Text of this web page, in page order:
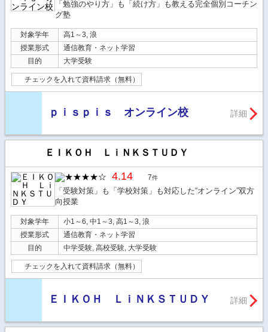
「勉強のやり方」も「続け方」も教える完全個別コーチン
グ塾
対象学年
高1～3, 浪
授業形式
通信教育・ネット学習
目的
大学受験
チェックを入れて資料請求（無料）
ｐｉｓｐｉｓ オンライン校 詳細
ＥＩＫＯＨ ＬｉＮＫＳＴＵＤＹ
4.14 7件
「受験対策」も「学校対策」も対応した“オンライン”双方
向授業
対象学年
小1～6, 中1～3, 高1～3, 浪
授業形式
通信教育・ネット学習
目的
中学受験, 高校受験, 大学受験
チェックを入れて資料請求（無料）
ＥＩＫＯＨ ＬｉＮＫＳＴＵＤＹ 詳細